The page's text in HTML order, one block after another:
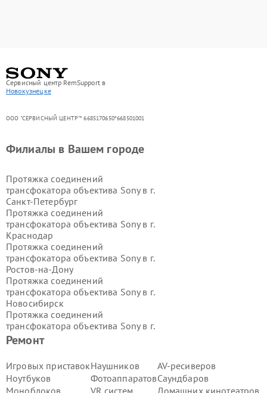
Сервисный центр RemSupport в
Новокузнецке
ООО "СЕРВИСНЫЙ ЦЕНТР"* 6685170650*668501001
Ремонт
Игровых приставок
Ноутбуков
Моноблоков
Наушников
Фотоаппаратов
VR систем
AV-ресиверов
Саундбаров
Домашних кинотеатров
Филиалы в Вашем городе
Протяжка соединений
трансфокатора объектива Sony в г.
Санкт-Петербург
Протяжка соединений
трансфокатора объектива Sony в г.
Краснодар
Протяжка соединений
трансфокатора объектива Sony в г.
Ростов-на-Дону
Протяжка соединений
трансфокатора объектива Sony в г.
Новосибирск
Протяжка соединений
трансфокатора объектива Sony в г.
Екатеринбург
Протяжка соединений
Казань
Протяжка соединений